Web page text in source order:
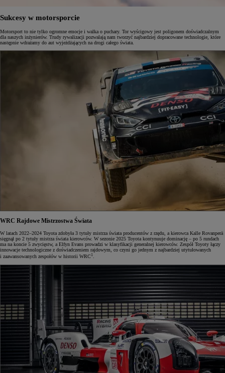
Sukcesy w motorsporcie
Motorsport to nie tylko ogromne emocje i walka o puchary. Tor wyścigowy jest poligonem doświadczalnym
dla naszych inżynierów. Trudy rywalizacji pozwalają nam tworzyć najbardziej dopracowane technologie, które
następnie wdrażamy do aut wyjeżdżających na drogi całego świata.
WRC Rajdowe Mistrzostwa Świata
W latach 2022–2024 Toyota zdobyła 3 tytuły mistrza świata producentów z rzędu, a kierowca Kalle Rovanperä
sięgnął po 2 tytuły mistrza świata kierowców. W sezonie 2025 Toyota kontynuuje dominację – po 5 rundach
ma na koncie 5 zwycięstw, a Elfyn Evans prowadzi w klasyfikacji generalnej kierowców. Zespół Toyoty łączy
innowacje technologiczne z doświadczeniem rajdowym, co czyni go jednym z najbardziej utytułowanych
i zaawansowanych zespołów w historii WRC 1.